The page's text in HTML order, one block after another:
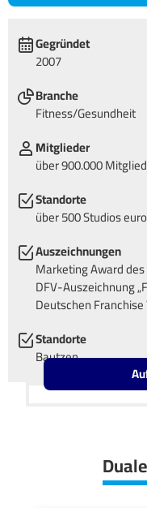
Gegründet
2007
Branche
Fitness/Gesundheit
Mitglieder
über 900.000
Standorte
über 500 Studios
Auszeichnungen
Marketing Award
DFV-Auszeichnung
Deutschen
Standorte
Bautzen